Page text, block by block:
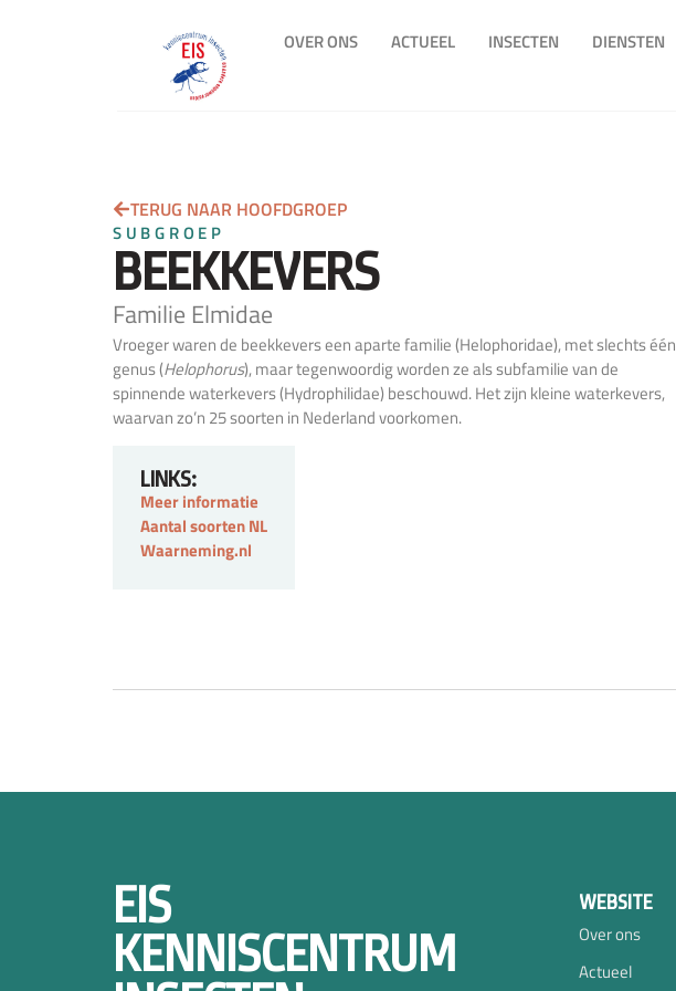
OVER ONS ACTUEEL INSECTEN DIENSTEN
TERUG NAAR HOOFDGROEP
SUBGROEP
BEEKKEVERS
Familie Elmidae
Vroeger waren de beekkevers een aparte familie (Helophoridae), met slechts één
genus (Helophorus), maar tegenwoordig worden ze als subfamilie van de
spinnende waterkevers (Hydrophilidae) beschouwd. Het zijn kleine waterkevers,
waarvan zo’n 25 soorten in Nederland voorkomen.
LINKS:
Meer informatie
Aantal soorten NL
Waarneming.nl
EIS
KENNISCENTRUM
WEBSITE
Over ons
Actueel